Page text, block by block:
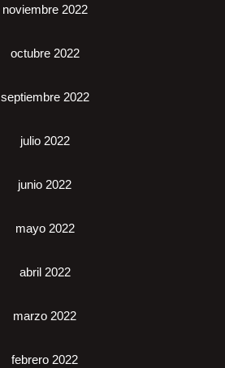
noviembre 2022
octubre 2022
septiembre 2022
julio 2022
junio 2022
mayo 2022
abril 2022
marzo 2022
febrero 2022